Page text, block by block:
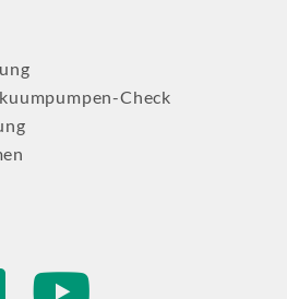
Check
youtube